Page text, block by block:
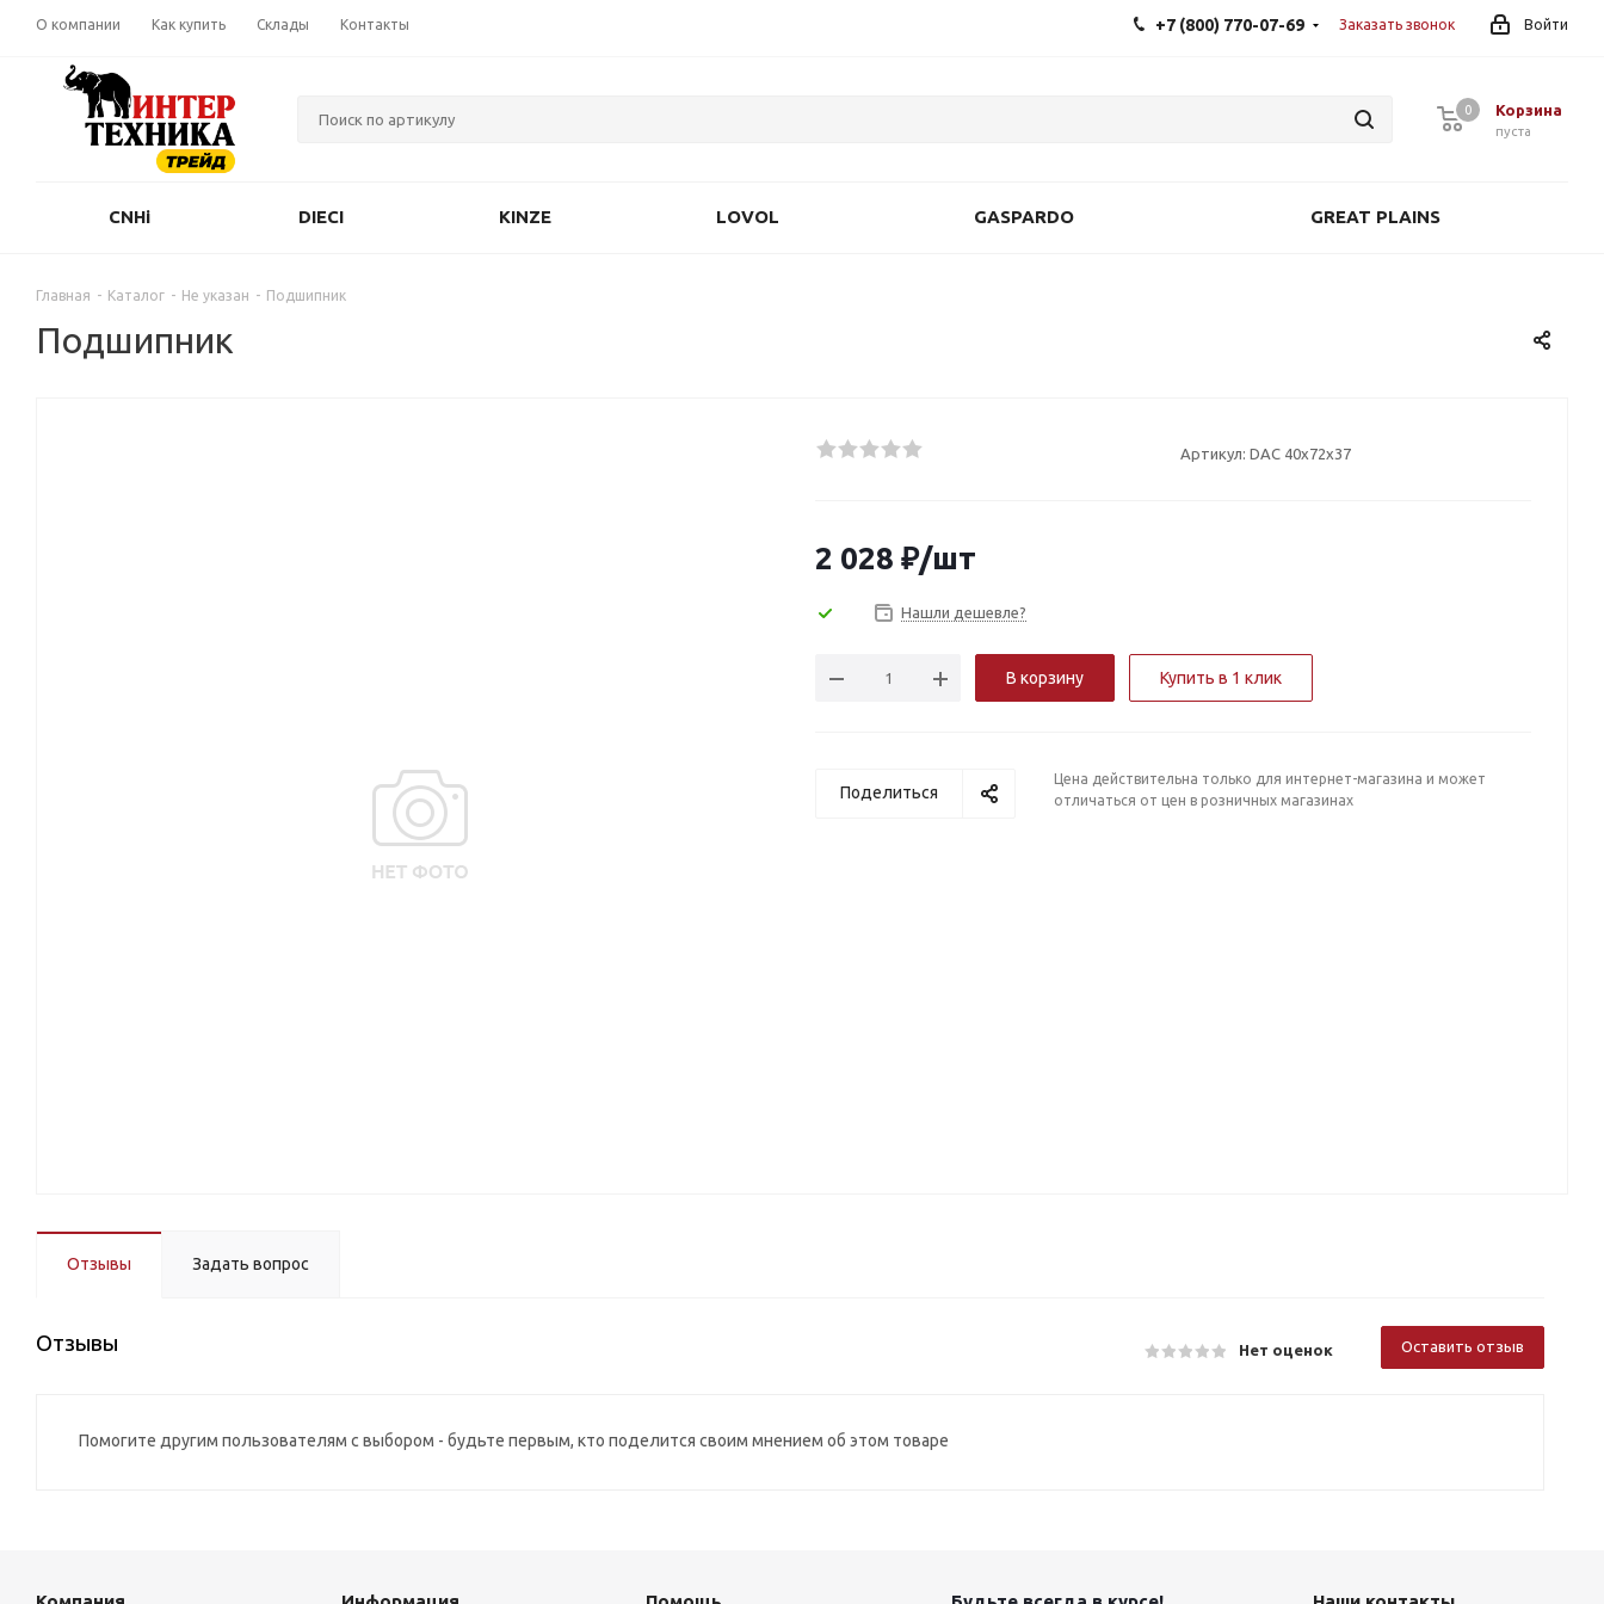
О компании Как купить Склады Контакты Войти
+7 (800) 770-07-69 Заказать звонок
Корзина
0
пуста
0
CNHi DIECI KINZE LOVOL GASPARDO GREAT PLAINS
Главная - Каталог - Не указан - Подшипник
Подшипник
Артикул: DAC 40x72x37
2 028 ₽/шт
Нашли дешевле?
В корзину Купить в 1 клик
Поделиться
Цена действительна только для интернет-магазина и может
отличаться от цен в розничных магазинах
Отзывы Задать вопрос
Отзывы Нет оценок Оставить отзыв
Помогите другим пользователям с выбором - будьте первым, кто поделится своим мнением об этом товаре